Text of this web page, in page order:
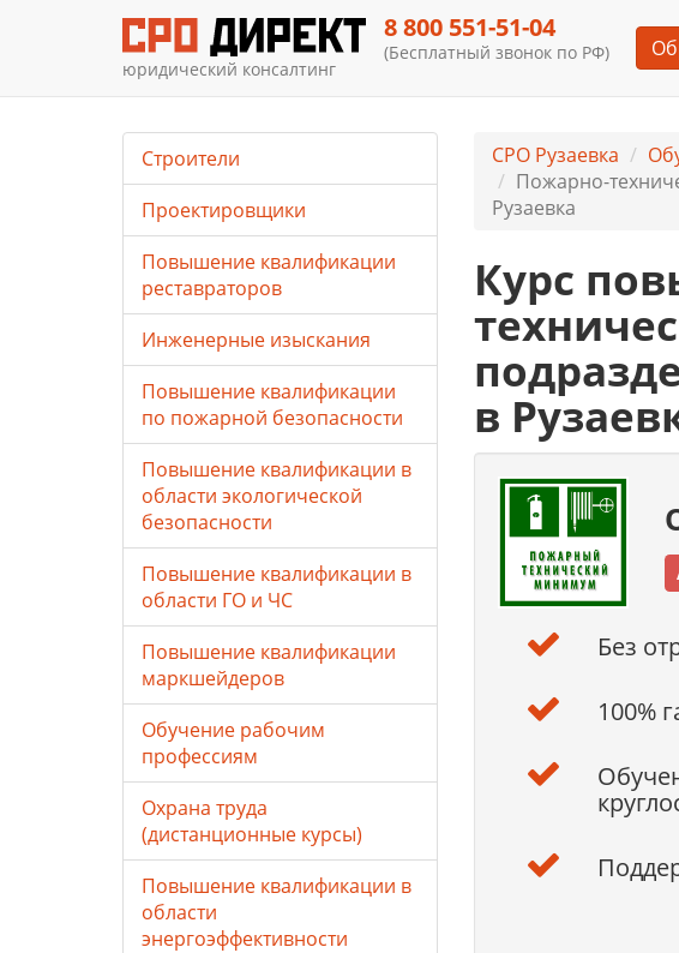
юридический консалтинг
8 800 551-51-04
(Бесплатный звонок по РФ)
СРО Рузаевка
Пожарно-
Рузаевка
Курс
в
Без
100%
Строители
Проектировщики
Повышение квалификации
реставраторов
Инженерные изыскания
Повышение квалификации
по пожарной безопасности
Повышение квалификации в
области экологической
безопасности
Повышение квалификации в
области ГО и ЧС
Повышение квалификации
маркшейдеров
Обучение рабочим
профессиям
Охрана труда
(дистанционные курсы)
Повышение квалификации в
области
энергоэффективности